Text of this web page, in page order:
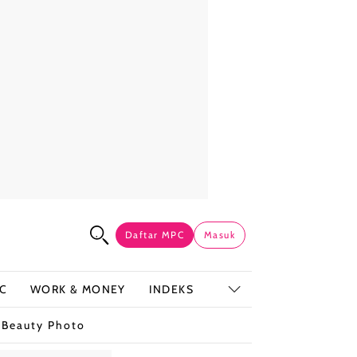
Daftar MPC Masuk
WORK & MONEY INDEKS
Beauty Photo